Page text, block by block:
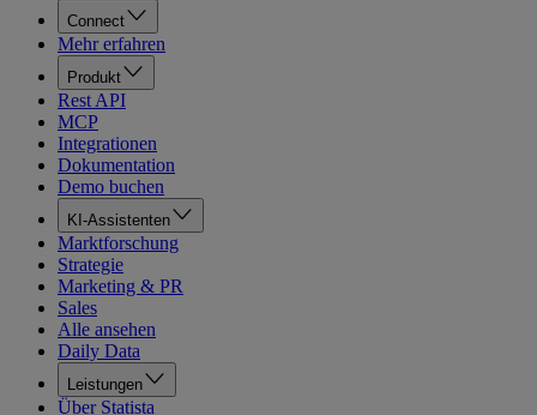
Connect
Mehr erfahren
Produkt
Rest API
MCP
Integrationen
Dokumentation
Demo buchen
KI-Assistenten
Marktforschung
Strategie
Marketing & PR
Sales
Alle ansehen
Daily Data
Leistungen
Über Statista